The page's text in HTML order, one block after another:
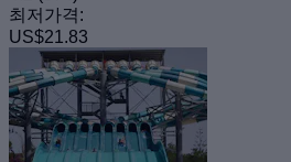
최저가격:
US$21.83